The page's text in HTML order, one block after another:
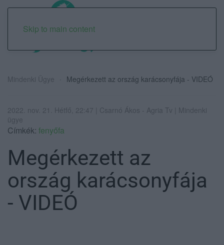
Skip to main content
Mindenki Ügye Megérkezett az ország karácsonyfája - VIDEÓ
2022. nov. 21. Hétfő, 22:47 | Csarnó Ákos - Agria Tv | Mindenki
ügye
Címkék: fenyőfa
Megérkezett az
ország karácsonyfája
- VIDEÓ